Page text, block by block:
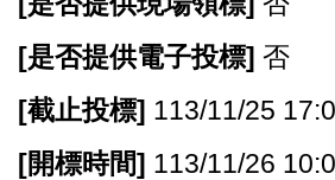
[是否提供電子投標] 否
[截止投標] 113/11/25
[開標時間] 113/11/26